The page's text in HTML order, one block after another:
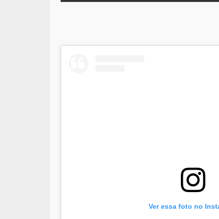
Ver essa foto no